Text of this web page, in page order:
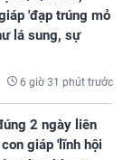
'đạp trúng mỏ
lá sung, sự
6 giờ 31 phút trước
2 ngày liên
giáp 'lĩnh hội